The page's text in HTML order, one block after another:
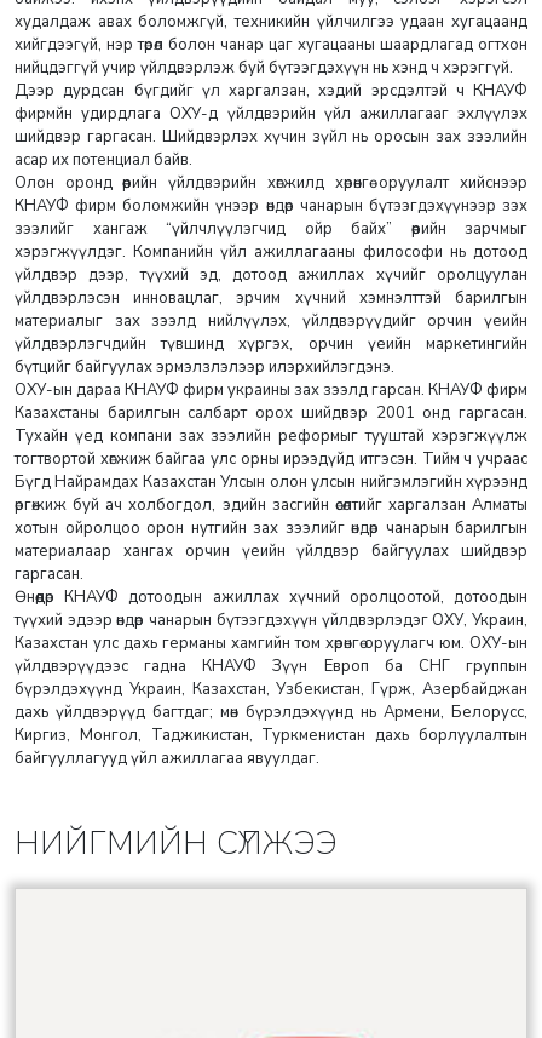
худалдаж авах боломжгүй, техникийн үйлчилгээ удаан хугацаанд
хийгдээгүй, нэр төрөл болон чанар цаг хугацааны шаардлагад огтхон
нийцдэггүй учир үйлдвэрлэж буй бүтээгдэхүүн нь хэнд ч хэрэггүй.
Дээр дурдсан бүгдийг үл харгалзан, хэдий эрсдэлтэй ч КНАУФ
фирмйн удирдлага ОХУ-д үйлдвэрийн үйл ажиллагааг эхлүүлэх
шийдвэр гаргасан. Шийдвэрлэх хүчин зүйл нь оросын зах зээлийн
асар их потенциал байв.
Олон оронд өөрийн үйлдвэрийн хөгжилд хөрөнгө оруулалт хийснээр
КНАУФ фирм боломжийн үнээр өндөр чанарын бүтээгдэхүүнээр зэх
зээлийг хангаж “үйлчлүүлэгчид ойр байх” өөрийн зарчмыг
хэрэгжүүлдэг. Компанийн үйл ажиллагааны философи нь дотоод
үйлдвэр дээр, түүхий эд, дотоод ажиллах хүчийг оролцуулан
үйлдвэрлэсэн инновацлаг, эрчим хүчний хэмнэлттэй барилгын
материалыг зах зээлд нийлүүлэх, үйлдвэрүүдийг орчин үеийн
үйлдвэрлэгчдийн түвшинд хүргэх, орчин үеийн маркетингийн
бүтцийг байгуулах эрмэлзлэлээр илэрхийлэгдэнэ.
ОХУ-ын дараа КНАУФ фирм украины зах зээлд гарсан. КНАУФ фирм
Казахстаны барилгын салбарт орох шийдвэр 2001 онд гаргасан.
Тухайн үед компани зах зээлийн реформыг тууштай хэрэгжүүлж
тогтвортой хөгжиж байгаа улс орны ирээдүйд итгэсэн. Тийм ч учраас
Бүгд Найрамдах Казахстан Улсын олон улсын нийгэмлэгийн хүрээнд
өргөжиж буй ач холбогдол, эдийн засгийн өсөлтийг харгалзан Алматы
хотын ойролцоо орон нутгийн зах зээлийг өндөр чанарын барилгын
материалаар хангах орчин үеийн үйлдвэр байгуулах шийдвэр
гаргасан.
Өнөөдөр КНАУФ дотоодын ажиллах хүчний оролцоотой, дотоодын
түүхий эдээр өндөр чанарын бүтээгдэхүүн үйлдвэрлэдэг ОХУ, Украин,
Казахстан улс дахь германы хамгийн том хөрөнгө оруулагч юм. ОХУ-ын
үйлдвэрүүдээс гадна КНАУФ Зүүн Европ ба СНГ группын
бүрэлдэхүүнд Украин, Казахстан, Узбекистан, Гүрж, Азербайджан
дахь үйлдвэрүүд багтдаг; мөн бүрэлдэхүүнд нь Армени, Белорусс,
Киргиз, Монгол, Таджикистан, Туркменистан дахь борлуулалтын
байгууллагууд үйл ажиллагаа явуулдаг.
НИЙГМИЙН СҮЛЖЭЭ